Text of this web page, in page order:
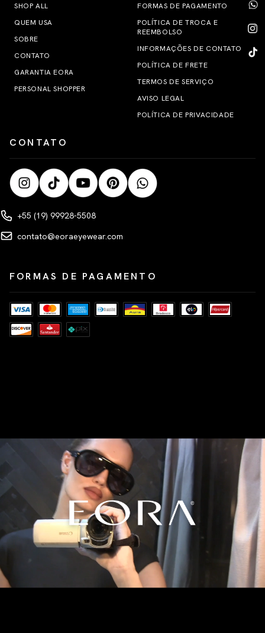
SHOP ALL
QUEM USA
SOBRE
CONTATO
GARANTIA EORA
PERSONAL SHOPPER
FORMAS DE PAGAMENTO
POLÍTICA DE TROCA E
REEMBOLSO
INFORMAÇÕES DE CONTATO
POLÍTICA DE FRETE
TERMOS DE SERVIÇO
AVISO LEGAL
POLÍTICA DE PRIVACIDADE
CONTATO
+55 (19) 99928-5508
contato@eoraeyewear.com
FORMAS DE PAGAMENTO